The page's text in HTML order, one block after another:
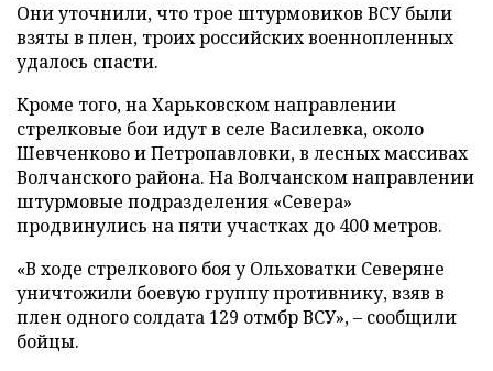
Они уточнили, что трое штурмовиков ВСУ были
взяты в плен, троих российских военнопленных
удалось спасти.
Кроме того, на Харьковском направлении
стрелковые бои идут в селе Василевка, около
Шевченково и Петропавловки, в лесных массивах
Волчанского района. На Волчанском направлении
штурмовые подразделения «Севера»
продвинулись на пяти участках до 400 метров.
«В ходе стрелкового боя у Ольховатки Северяне
уничтожили боевую группу противнику, взяв в
плен одного солдата 129 отмбр ВСУ», – сообщили
бойцы.